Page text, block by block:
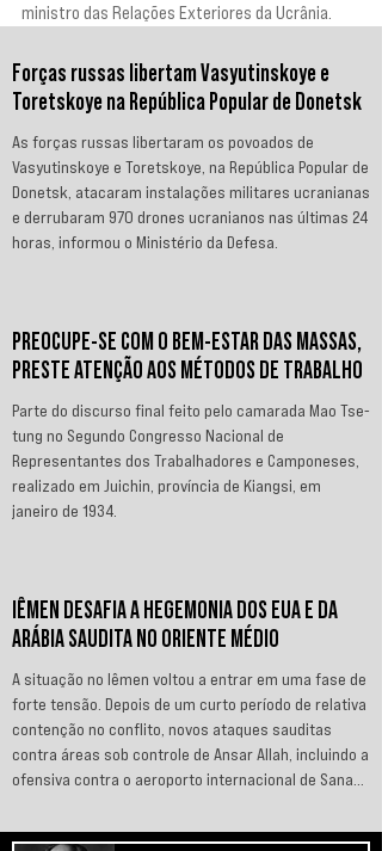
ministro das Relações Exteriores da Ucrânia.
Forças russas libertam Vasyutinskoye e
Toretskoye na República Popular de Donetsk
As forças russas libertaram os povoados de
Vasyutinskoye e Toretskoye, na República Popular de
Donetsk, atacaram instalações militares ucranianas
e derrubaram 970 drones ucranianos nas últimas 24
horas, informou o Ministério da Defesa.
PREOCUPE-SE COM O BEM-ESTAR DAS MASSAS,
PRESTE ATENÇÃO AOS MÉTODOS DE TRABALHO
Parte do discurso final feito pelo camarada Mao Tse-
tung no Segundo Congresso Nacional de
Representantes dos Trabalhadores e Camponeses,
realizado em Juichin, província de Kiangsi, em
janeiro de 1934.
IÊMEN DESAFIA A HEGEMONIA DOS EUA E DA
ARÁBIA SAUDITA NO ORIENTE MÉDIO
A situação no Iêmen voltou a entrar em uma fase de
forte tensão. Depois de um curto período de relativa
contenção no conflito, novos ataques sauditas
contra áreas sob controle de Ansar Allah, incluindo a
ofensiva contra o aeroporto internacional de Sanaá
regional. Em resposta, as forças iemenitas